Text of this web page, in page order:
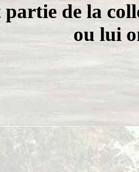
partie de la
ou lui